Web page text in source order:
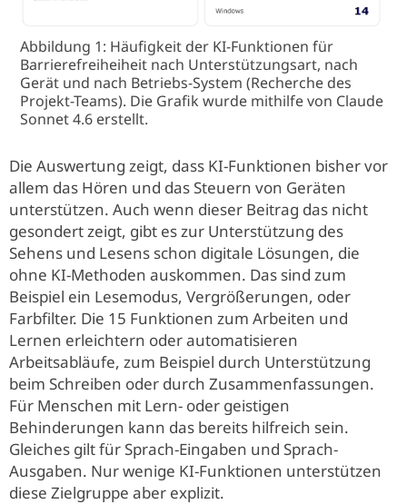
Abbildung 1: Häufigkeit der KI-Funktionen für
Barrierefreiheiheit nach Unterstützungsart, nach
Gerät und nach Betriebs-System (Recherche des
Projekt-Teams). Die Grafik wurde mithilfe von Claude
Sonnet 4.6 erstellt.
Die Auswertung zeigt, dass KI-Funktionen bisher vor
allem das Hören und das Steuern von Geräten
unterstützen. Auch wenn dieser Beitrag das nicht
gesondert zeigt, gibt es zur Unterstützung des
Sehens und Lesens schon digitale Lösungen, die
ohne KI-Methoden auskommen. Das sind zum
Beispiel ein Lesemodus, Vergrößerungen, oder
Farbfilter. Die 15 Funktionen zum Arbeiten und
Lernen erleichtern oder automatisieren
Arbeitsabläufe, zum Beispiel durch Unterstützung
beim Schreiben oder durch Zusammenfassungen.
Für Menschen mit Lern- oder geistigen
Behinderungen kann das bereits hilfreich sein.
Gleiches gilt für Sprach-Eingaben und Sprach-
Ausgaben. Nur wenige KI-Funktionen unterstützen
diese Zielgruppe aber explizit.